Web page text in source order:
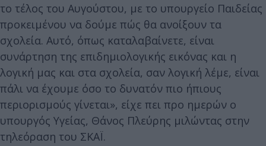
το τέλος του Αυγούστου, με το υπουργείο Παιδείας
προκειμένου να δούμε πώς θα ανοίξουν τα
σχολεία. Αυτό, όπως καταλαβαίνετε, είναι
συνάρτηση της επιδημιολογικής εικόνας και η
λογική μας και στα σχολεία, σαν λογική λέμε, είναι
πάλι να έχουμε όσο το δυνατόν πιο ήπιους
περιορισμούς γίνεται», είχε πει προ ημερών ο
υπουργός Υγείας, Θάνος Πλεύρης μιλώντας στην
τηλεόραση του ΣΚΑΪ.